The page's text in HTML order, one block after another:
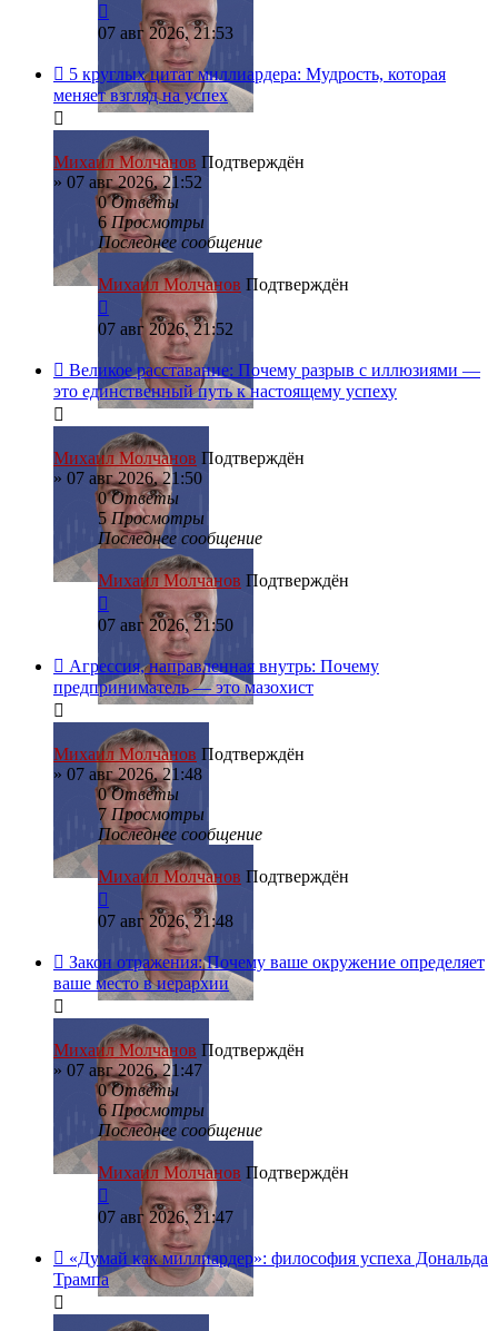
07 авг 2026, 21:53
5 круглых цитат миллиардера: Мудрость, которая
меняет взгляд на успех
Михаил Молчанов Подтверждён
» 07 авг 2026, 21:52
0Ответы
6 Просмотры
Последнее сообщение
Михаил Молчанов Подтверждён
07 авг 2026, 21:52
Великое расставание: Почему разрыв с иллюзиями —
это единственный путь к настоящему успеху
Михаил Молчанов Подтверждён
» 07 авг 2026, 21:50
0Ответы
5 Просмотры
Последнее сообщение
Михаил Молчанов Подтверждён
07 авг 2026, 21:50
Агрессия, направленная внутрь: Почему
предприниматель — это мазохист
Михаил Молчанов Подтверждён
» 07 авг 2026, 21:48
0Ответы
7 Просмотры
Последнее сообщение
Михаил Молчанов Подтверждён
07 авг 2026, 21:48
Закон отражения: Почему ваше окружение определяет
ваше место в иерархии
Михаил Молчанов Подтверждён
» 07 авг 2026, 21:47
0Ответы
6 Просмотры
Последнее сообщение
Михаил Молчанов Подтверждён
07 авг 2026, 21:47
«Думай как миллиардер»: философия успеха Дональда
Трампа